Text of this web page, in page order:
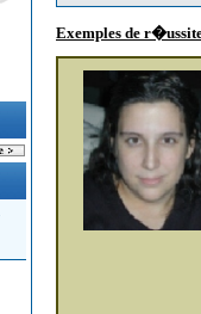
Exemples de